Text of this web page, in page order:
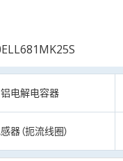
铝电解电容器
器（扼流线圈）